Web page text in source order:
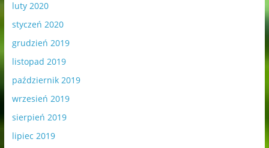
luty 2020
styczeń 2020
grudzień 2019
listopad 2019
październik 2019
wrzesień 2019
sierpień 2019
lipiec 2019